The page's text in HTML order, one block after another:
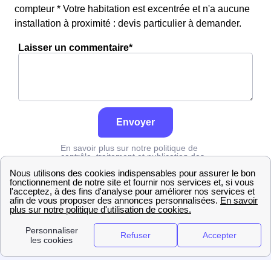
compteur * Votre habitation est excentrée et n'a aucune
installation à proximité : devis particulier à demander.
Laisser un commentaire*
Envoyer
En savoir plus sur notre politique de
contrôle, traitement et publication des
Grdf Rhône Francheville